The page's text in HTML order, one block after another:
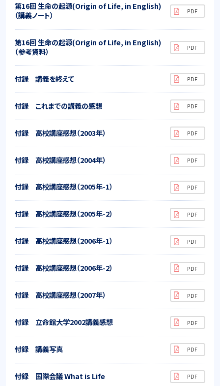
第16回 生命の起源(Origin of Life, in English)
（講義ノート）
第16回 生命の起源(Origin of Life, in English)
（参考資料）
付録 講義を終えて
付録 これまでの講義の感想
付録 高校講座感想（2003年）
付録 高校講座感想（2004年）
付録 高校講座感想（2005年-1）
付録 高校講座感想（2005年-2）
付録 高校講座感想（2006年-1）
付録 高校講座感想（2006年-2）
付録 高校講座感想（2007年）
付録 立命館大学2002講義感想
付録 講義写真
付録 国際会議 What is Life